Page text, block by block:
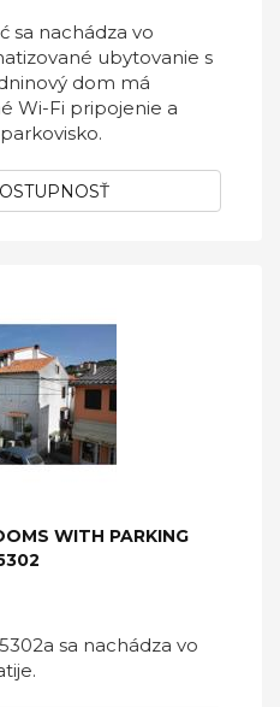
sa nachádza vo
ubytovanie s
dom má
Wi-Fi pripojenie a
WITH PARKING
sa nachádza vo